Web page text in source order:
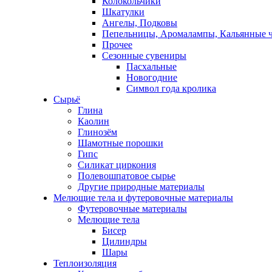
Шкатулки
Ангелы, Подковы
Пепельницы, Аромалампы, Кальянные
Прочее
Сезонные сувениры
Пасхальные
Новогодние
Символ года кролика
Сырьё
Глина
Каолин
Глинозём
Шамотные порошки
Гипс
Силикат циркония
Полевошпатовое сырье
Другие природные материалы
Мелющие тела и футеровочные материалы
Футеровочные материалы
Мелющие тела
Бисер
Цилиндры
Шары
Теплоизоляция